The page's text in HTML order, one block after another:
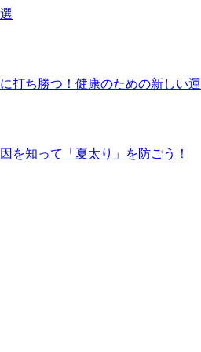
打ち勝つ！健康のための新しい
を知って「夏太り」を防ごう！